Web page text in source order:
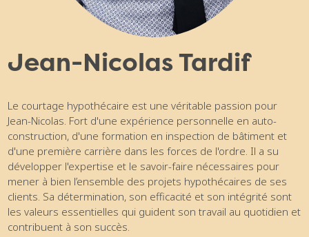
Jean-Nicolas Tardif
Le courtage hypothécaire est une véritable passion pour
Jean-Nicolas. Fort d'une expérience personnelle en auto-
construction, d'une formation en inspection de bâtiment et
d'une première carrière dans les forces de l'ordre. Il a su
développer l'expertise et le savoir-faire nécessaires pour
mener à bien l’ensemble des projets hypothécaires de ses
clients. Sa détermination, son efficacité et son intégrité sont
les valeurs essentielles qui guident son travail au quotidien et
contribuent à son succès.